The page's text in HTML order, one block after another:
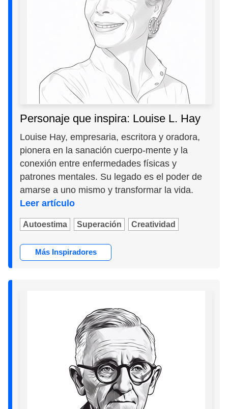
Personaje que inspira: Louise L. Hay
Louise Hay, empresaria, escritora y oradora,
pionera en la sanación cuerpo-mente y la
conexión entre enfermedades físicas y
patrones mentales. Su legado es el poder de
amarse a uno mismo y transformar la vida.
Leer artículo
Autoestima Superación Creatividad
Más Inspiradores